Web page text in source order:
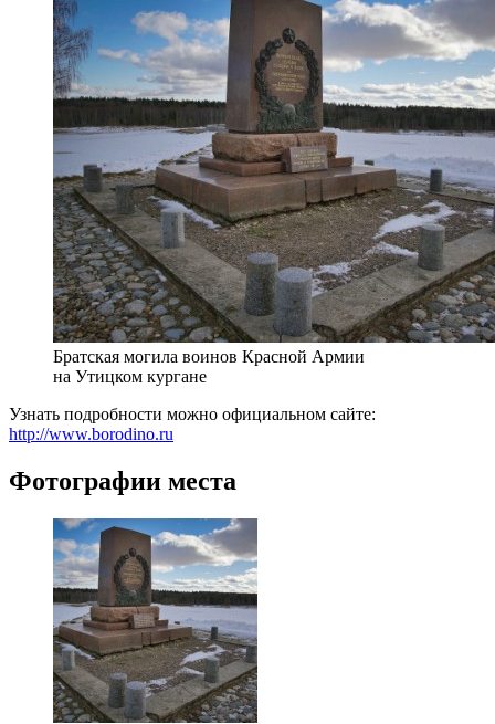
Братская могила воинов Красной Армии
на Утицком кургане
Узнать подробности можно официальном сайте:
http://www.borodino.ru
Фотографии места